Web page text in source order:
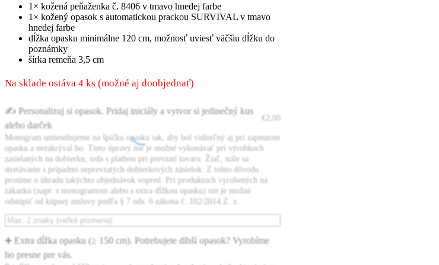
1× kožená peňaženka č. 8406 v tmavo hnedej farbe
1× kožený opasok s automatickou prackou SURVIVAL v tmavo
hnedej farbe
dĺžka opasku minimálne 120 cm, možnosť uviesť väčšiu dĺžku do
poznámky
šírka remeňa 3,5 cm
Na sklade ostáva 4 ks (možné aj doobjednať)
✍️ Personalizuj si opasok. Pridaj iniciály a vytvor si jedinečný kus
alebo darček
€ 2,00
Monogram umiestňujeme na špičku opasku tak, aby bol viditeľný aj pri zapnutom
opasku a nezakrýval ho. Tieto úpravy nie je možné vykonávať pri výrobkoch
zasielaných na dobierku, teda s platbou pri prevzatí tovaru. Žiaľ, stále sa
stretávame s prípadmi neprevzatých dobierkových zásielok. Z tohto dôvodu
prosíme o úhradu takýchto objednávok vopred. Pri produktoch vyrobených na
zákazku (napr. s monogramom alebo s extra dĺžkou opasku) nie je možné
odstúpiť od kúpnej zmluvy podľa § 7 ods. 6 zákona č. 102/2014 Z. z.
➕ Extra dĺžka opasku (≥ 150 cm). Potrebujete dlhší opasok? Vyrobíme
ho presne pre vás.